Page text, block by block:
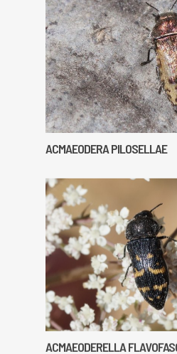
ACMAEODERA PILOSELLAE
ACMAEODERELLA